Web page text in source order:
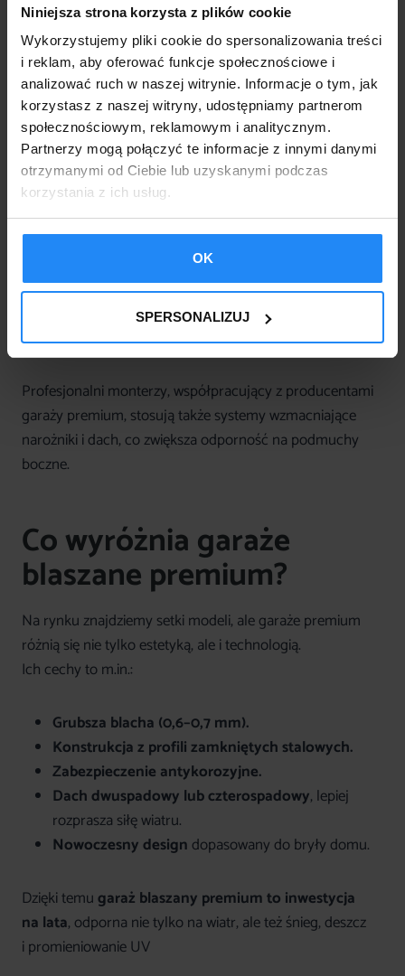
Niniejsza strona korzysta z plików cookie
Wykorzystujemy pliki cookie do spersonalizowania treści
i reklam, aby oferować funkcje społecznościowe i
analizować ruch w naszej witrynie. Informacje o tym, jak
korzystasz z naszej witryny, udostępniamy partnerom
społecznościowym, reklamowym i analitycznym.
Partnerzy mogą połączyć te informacje z innymi danymi
otrzymanymi od Ciebie lub uzyskanymi podczas
korzystania z ich usług.
OK
SPERSONALIZUJ
stabilny?
Montaż to klucz, o czym pisaliśmy w innych naszych
artykułach. Nawet najlepszy garaż nie spełni swojej roli,
jeśli zostanie postawiony „na szybko”.
Najlepsze praktyki:
Stabilne podłoże, najlepiej płyta betonowa lub
fundament punktowy.
, użycie stalowych kotew lub śrub
fundamentowych.
Uszczelnienie i wypoziomowanie
podwiewaniu i nierównomiernemu naciskowi.
Profesjonalni monterzy, współpracujący z producentami
garaży premium, stosują także systemy wzmacniające
narożniki i dach, co zwiększa odporność na podmuchy
boczne.
Co wyróżnia garaże
blaszane premium?
Na rynku znajdziemy setki modeli, ale garaże premium
różnią się nie tylko estetyką, ale i technologią.
Ich cechy to m.in.:
Grubsza blacha (0,6–0,7 mm).
Konstrukcja z profili zamkniętych stalowych.
Zabezpieczenie antykorozyjne.
Dach dwuspadowy lub czterospadowy, lepiej
rozprasza siłę wiatru.
Nowoczesny design dopasowany do bryły domu.
Dzięki temugaraż blaszany premium to inwestycja
na lata, odporna nie tylko na wiatr, ale też śnieg, deszcz
i promieniowanie UV